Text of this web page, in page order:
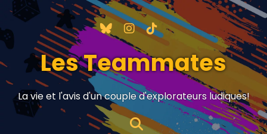
Les Teammates
La vie et l'avis d'un couple d'explorateurs ludiques!